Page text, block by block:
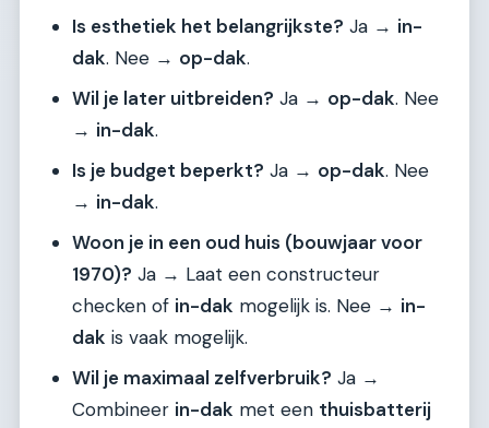
Is esthetiek het belangrijkste? Ja → in-
dak. Nee → op-dak.
Wil je later uitbreiden? Ja → op-dak. Nee
→ in-dak.
Is je budget beperkt? Ja → op-dak. Nee
→ in-dak.
Woon je in een oud huis (bouwjaar voor
1970)? Ja → Laat een constructeur
checken of in-dak mogelijk is. Nee → in-
dak is vaak mogelijk.
Wil je maximaal zelfverbruik? Ja →
Combineer in-dak met een thuisbatterij